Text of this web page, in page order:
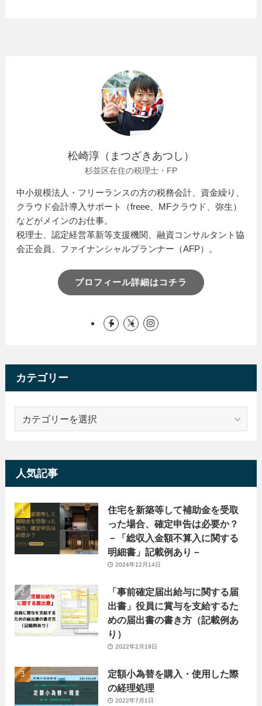
松崎淳（まつざきあつし）
杉並区在住の税理士・FP
中小規模法人・フリーランスの方の税務会計、資金繰り、
クラウド会計導入サポート（freee、MFクラウド、弥生）
などがメインのお仕事。
税理士、認定経営革新等支援機関、融資コンサルタント協
会正会員、ファイナンシャルプランナー（AFP）。
プロフィール詳細はコチラ
カテゴリー
ー
人気記事
住宅を新築等して補助金を受取
った場合、確定申告は必要か？
－「総収入金額不算入に関する
明細書」記載例あり－
2024年12月14日
「事前確定届出給与に関する届
出書」役員に賞与を支給するた
めの届出書の書き方（記載例あ
り）
2022年2月19日
定額小為替を購入・使用した際
の経理処理
2022年7月1日